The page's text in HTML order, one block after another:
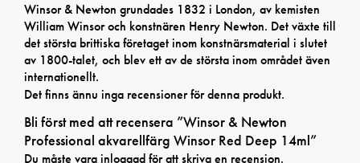
Winsor & Newton grundades 1832 i London, av kemisten
William Winsor och konstnären Henry Newton. Det växte till
det största brittiska företaget inom konstnärsmaterial i slutet
av 1800-talet, och blev ett av de största inom området även
internationellt.
Det finns ännu inga recensioner för denna produkt.
Bli först med att recensera ”Winsor & Newton
Professional akvarellfärg Winsor Red Deep 14ml”
Du måste varainloggadför att skriva en recension.